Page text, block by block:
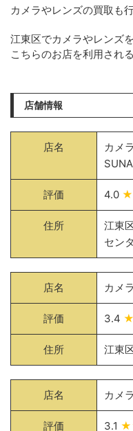
カメラやレンズの買取も
江東区でカメラやレンズ
こちらのお店を利用され
店舗情報
店名
カメ
評価 4.0
住所
江東
セン
店名 カメ
評価 3.4
住所 江東
店名 カメ
評価 3.1